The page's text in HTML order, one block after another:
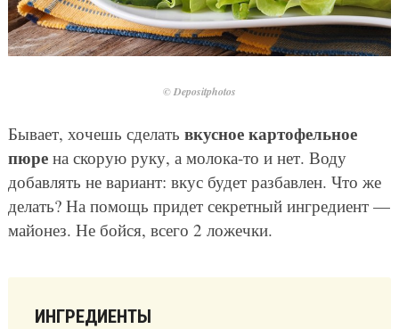
© Depositphotos
Бывает, хочешь сделать вкусное картофельное
пюрена скорую руку, а молока-то и нет. Воду
добавлять не вариант: вкус будет разбавлен. Что же
делать? На помощь придет секретный ингредиент —
майонез. Не бойся, всего 2 ложечки.
ИНГРЕДИЕНТЫ